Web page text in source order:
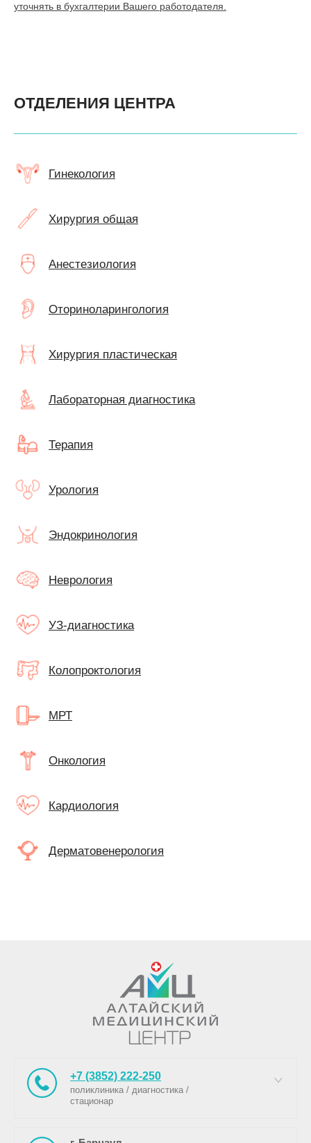
уточнять в бухгалтерии Вашего работодателя.
ОТДЕЛЕНИЯ ЦЕНТРА
Гинекология
Хирургия общая
Анестезиология
Оториноларингология
Хирургия пластическая
Лабораторная диагностика
Терапия
Урология
Эндокринология
Неврология
УЗ-диагностика
Колопроктология
МРТ
Онкология
Кардиология
Дерматовенерология
+7 (3852) 222-250
поликлиника / диагностика /
стационар